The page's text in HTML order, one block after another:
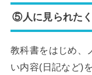
⑤人に見られた
教科書をはじめ、
い内容(日記など)